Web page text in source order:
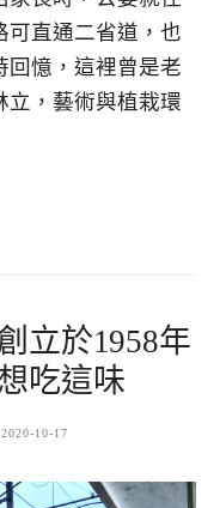
可直通二省道，也
回憶，這裡曾是老
立，藝術與植栽環
立於1958年
吃這味
2020-10-17